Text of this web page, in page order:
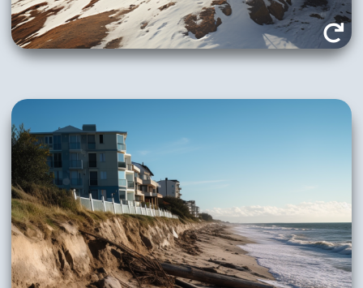
8. Abschluss
Abschluss
Der Anstieg der Meeresspiegel und stärkere
Sturmfluten bedrohen durch Überflutung,
Schädigung und Erosion nicht nur die
touristischen Infrastrukturen (wie Strände) und
somit die Attraktivität einer Region, sondern auch
den Lebensraum der Menschen, die an der Küste